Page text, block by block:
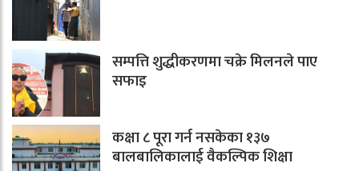
सम्पत्ति शुद्धीकरणमा चक्रे मिलनले पाए
सफाइ
कक्षा ८ पूरा गर्न नसकेका १३७
बालबालिकालाई वैकल्पिक शिक्षा